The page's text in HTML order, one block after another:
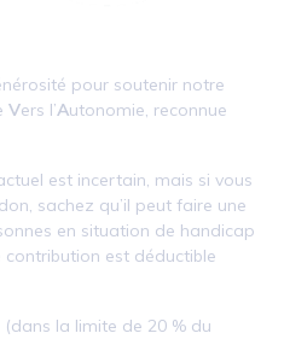
pour soutenir notre
Vers l’Autonomie, reconnue
est incertain, mais si vous
sachez qu’il peut faire une
en situation de handicap
est déductible
la limite de 20 % du